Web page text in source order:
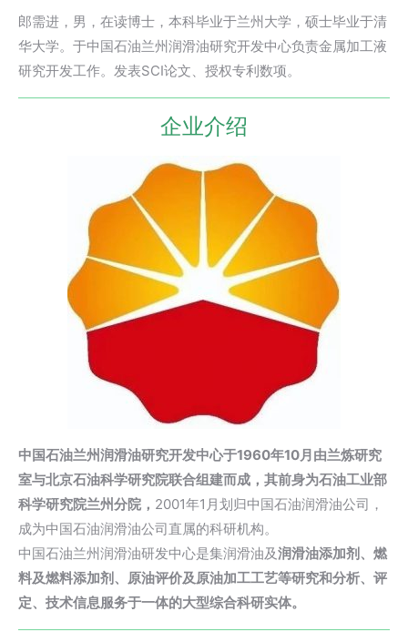
郎需进，男，在读博士，本科毕业于兰州大学，硕士毕业于清
华大学。于中国石油兰州润滑油研究开发中心负责金属加工液
研究开发工作。发表SCI论文、授权专利数项。
企业介绍
中国石油兰州润滑油研究开发中心于1960年10月由兰炼研究
室与北京石油科学研究院联合组建而成，其前身为石油工业部
科学研究院兰州分院， 2001年1月划归中国石油润滑油公司，
成为中国石油润滑油公司直属的科研机构。
中国石油兰州润滑油研发中心是集润滑油及润滑油添加剂、燃
料及燃料添加剂、原油评价及原油加工工艺等研究和分析、评
定、技术信息服务于一体的大型综合科研实体。